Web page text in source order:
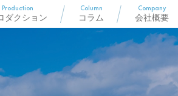
Production
ダクション
Column
コラム
Company
会社概要